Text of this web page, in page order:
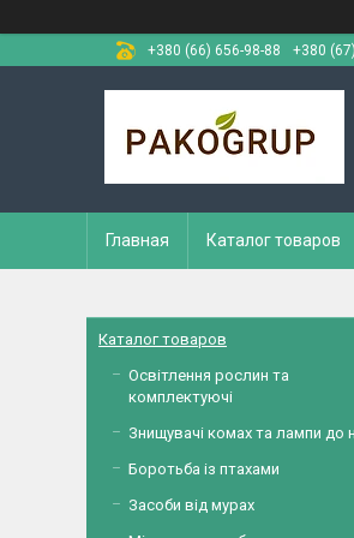
+380 (66) 656-98-88 +380
Главная Каталог товаров
Каталог товаров
Освітлення рослин та
комплектуючі
Знищувачі комах та лампи до
Боротьба із птахами
Засоби від мурах